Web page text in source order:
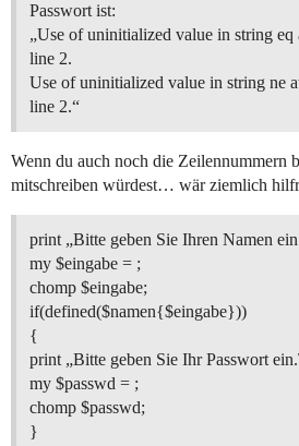
Passwort ist:
„Use of uninitialized value in string eq
line 2.
Use of uninitialized value in string ne
line 2.“
Wenn du auch noch die Zeilennummern
mitschreiben würdest… wär ziemlich
print „Bitte geben Sie Ihren Namen
my $eingabe = ;
chomp $eingabe;
if(defined($namen{$eingabe}))
{
print „Bitte geben Sie Ihr Passwort
my $passwd = ;
chomp $passwd;
}